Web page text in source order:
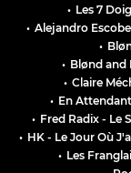
• Les 7
• Alejandro
•
• Blønd and
• Claire
• En
• Fred Radix - Le
• HK - Le Jour Où
• Les